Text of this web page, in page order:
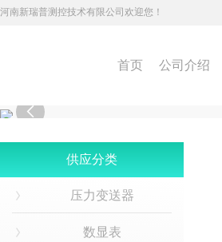
河南新瑞普测控技术有限公司欢迎您！
首页 公司介绍

供应分类
压力变送器
数显表